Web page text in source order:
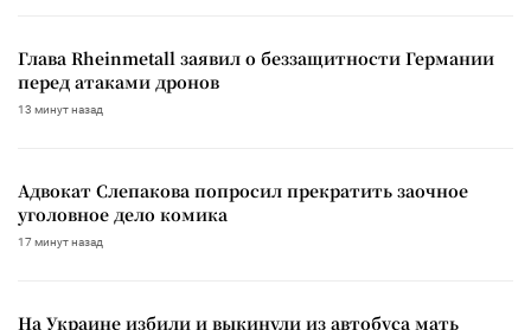
Глава Rheinmetall заявил о беззащитности Германии
перед атаками дронов
13 минут назад
Адвокат Слепакова попросил прекратить заочное
уголовное дело комика
17 минут назад
На Украине избили и выкинули из автобуса мать